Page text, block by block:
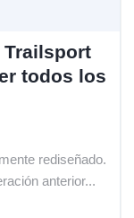
Trailsport
todos los
rediseñado.
anterior...